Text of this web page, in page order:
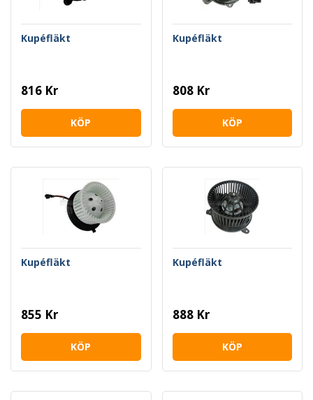
Kupéfläkt
816 Kr
KÖP
Kupéfläkt
808 Kr
KÖP
Kupéfläkt
855 Kr
KÖP
Kupéfläkt
888 Kr
KÖP